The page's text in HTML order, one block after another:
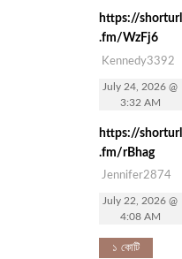
https://shorturl
.fm/WzFj6
Kennedy3392
July 24, 2026 @
3:32 AM
https://shorturl
.fm/rBhag
Jennifer2874
July 22, 2026 @
4:08 AM
১ কোটি